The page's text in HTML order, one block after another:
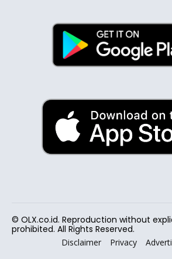
© OLX.co.id. Reproduction without
prohibited. All Rights Reserved.
Disclaimer Privacy